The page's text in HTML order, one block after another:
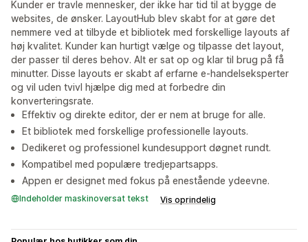
Kunder er travle mennesker, der ikke har tid til at bygge de
websites, de ønsker. LayoutHub blev skabt for at gøre det
nemmere ved at tilbyde et bibliotek med forskellige layouts af
høj kvalitet. Kunder kan hurtigt vælge og tilpasse det layout,
der passer til deres behov. Alt er sat op og klar til brug på få
minutter. Disse layouts er skabt af erfarne e-handelseksperter
og vil uden tvivl hjælpe dig med at forbedre din
konverteringsrate.
Effektiv og direkte editor, der er nem at bruge for alle.
Et bibliotek med forskellige professionelle layouts.
Dedikeret og professionel kundesupport døgnet rundt.
Kompatibel med populære tredjepartsapps.
Appen er designet med fokus på enestående ydeevne.
Indeholder maskinoversat tekst Vis oprindelig